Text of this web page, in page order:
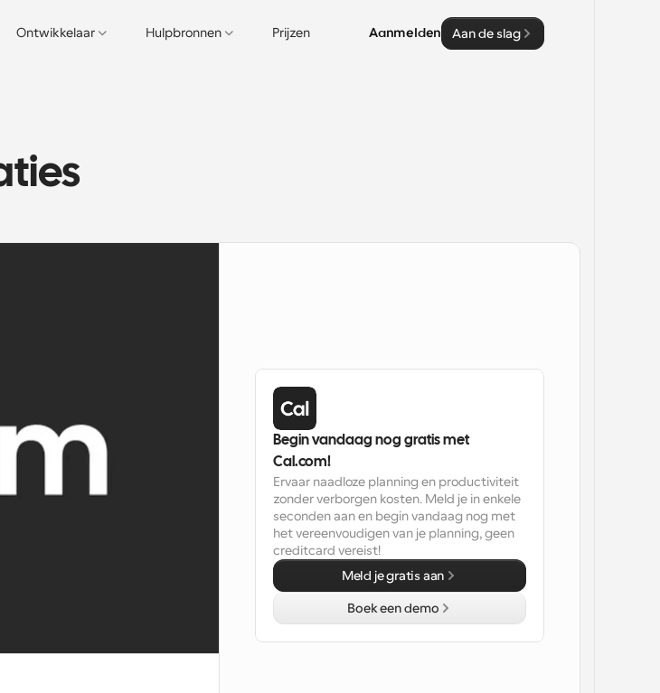
Ontwikkelaar Hulpbronnen Prijzen Aanmelden Aan de slag
Begin vandaag nog gratis met
Cal.com!
Ervaar naadloze planning en productiviteit
zonder verborgen kosten. Meld je in enkele
seconden aan en begin vandaag nog met
het vereenvoudigen van je planning, geen
creditcard vereist!
Meld je gratis aan
Boek een demo